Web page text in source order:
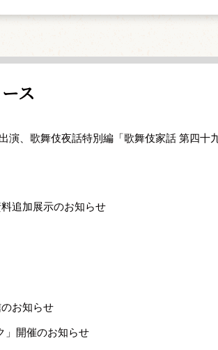
ス
演、歌舞伎夜話特別編「歌舞伎家話 第四十
追加展示のお知らせ
お知らせ
」開催のお知らせ